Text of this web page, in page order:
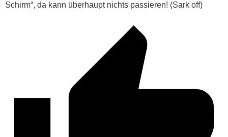
Schirm“, da kann überhaupt nichts passieren! (Sark off)